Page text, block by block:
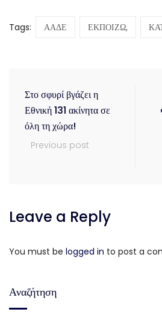
Tags: ΑΑΔΕ ΕΚΠΟΙΖΩ,
Στο σφυρί βγάζει η
Εθνική 131 ακίνητα σε
όλη τη χώρα!
Previous post
Leave a Reply
You must be logged in to post a
Αναζήτηση